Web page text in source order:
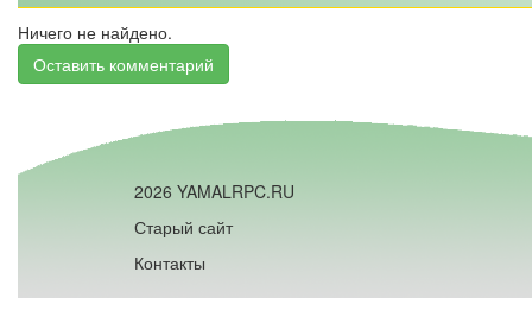
Ничего не найдено.
Оставить комментарий
2026 YAMALRPC.RU
Старый сайт
Контакты